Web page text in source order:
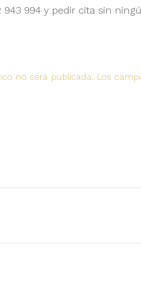
943 994 y pedir cita sin
no será publicada. Los